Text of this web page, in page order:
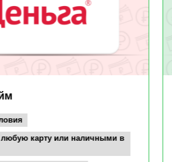
карту или наличными в